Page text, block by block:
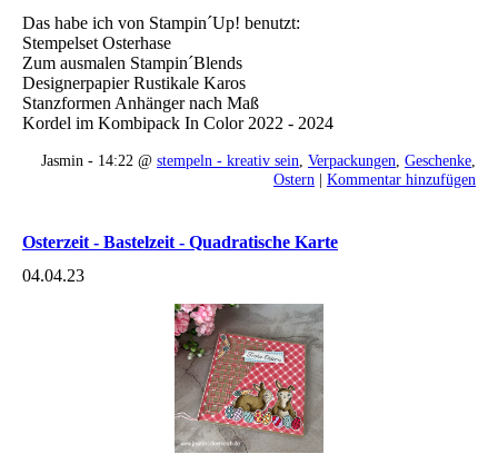
Das habe ich von Stampin´Up! benutzt:
Stempelset Osterhase
Zum ausmalen Stampin´Blends
Designerpapier Rustikale Karos
Stanzformen Anhänger nach Maß
Kordel im Kombipack In Color 2022 - 2024
Jasmin - 14:22 @ stempeln - kreativ sein Verpackungen Geschenke
Ostern | Kommentar hinzufügen
Osterzeit - Bastelzeit - Quadratische Karte
04.04.23